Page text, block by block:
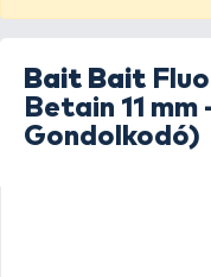
Bait Bait
Betain 11 mm
Gondolkodó)